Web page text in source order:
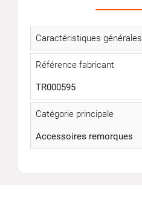
Caractéristiques générales
Référence fabricant
TR000595
Catégorie principale
Accessoires remorques